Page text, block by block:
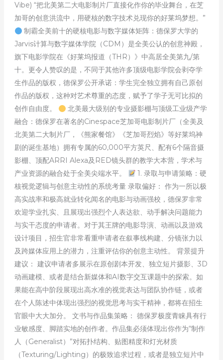
Vibe) “把北美第二大电影制片厂直接化作你的毕业舞台，在芝
加哥的创意洪流中，用硬核的数字技术兑现你的好莱坞梦想。”
制霸全美前十的硬核电影与数字媒体矩阵：德保罗大学的
Jarvis计算与数字媒体学院（CDM）是全美公认的创意神殿，
旗下电影学院在《好莱坞报道（THR）》中高居全美第九/第
十。更令人赞叹的是，不同于其他许多顶级电影学院会剥夺学
生作品的版权，德保罗公开承诺：学生完全独立拥有自己原创
作品的版权，这种对艺术尊重的态度，赋予了学子无可比拟的
创作自由度。
北美最大级别的专业摄影棚与顶级工业级产学
融合：德保罗在著名的Cinespace芝加哥电影制片厂（全美及
北美第二大制片厂，《熊家餐馆》《芝加哥烈焰》等好莱坞神
剧的诞生基地）拥有专属的60,000平方英尺、配有6个隔音摄
影棚、顶配ARRI Alexa及RED镜头群的教学大本营，学术与
产业资源的融合处于全美尖端水平。
1. 录取与申请策略：硬
核视觉逻辑与创意主动性的系统考量 录取偏好： 作为一所以极
高实战率和极高就业转化闻名的电影与动画强校，德保罗非常
欢迎学业扎实、且展现出强烈个人表达欲、动手解决问题能力
与实干态度的申请者。对于其王牌的电影导演、动画以及游戏
设计项目，招生官非常看重申请者在叙事线构建、分镜张力以
及跨媒体应用上的潜力，注重评估你的创意主动性。 背景提升
建议： 建议申请者多展示在原创剧本开发、独立短片摄影、3D
动画建模、或者是结合新媒体和AI数字交互课题中的探索。如
果能在高中阶段展现出高水准的视觉表达与团队协作链，或者
在个人陈述中体现出强烈的视觉思考与实干精神，都将在招生
官眼中大大加分。 文书与作品集策略： 德保罗极度青睐具有行
业敏感度、脚踏实地的创作者。作品集必须体现出你作为“制作
人（Generalist）”对拓扑结构、贴图精度和灯光材质
（Texturing/Lighting）的极致追求过程，或者是独立短片中